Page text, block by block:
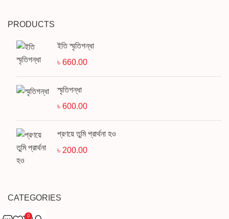
PRODUCTS
ইতি স্মৃতিগন্ধা
৳ 660.00
স্মৃতিগন্ধা
৳ 600.00
প্রণয়ে তুমি প্রার্থনা হও
৳ 200.00
CATEGORIES
0